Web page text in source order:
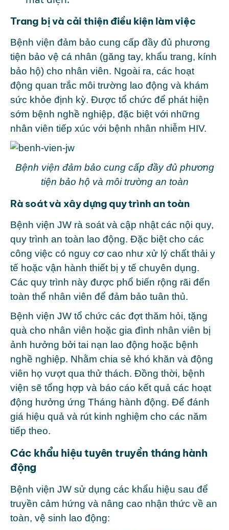
Trang bị và cải thiện điều kiện làm việc
Bệnh viện đảm bảo cung cấp đầy đủ phương
tiện bảo vệ cá nhân (găng tay, khẩu trang, kính
bảo hộ) cho nhân viên. Ngoài ra, các hoạt
động quan trắc môi trường lao động và khám
sức khỏe định kỳ. Được tổ chức để phát hiện
sớm bệnh nghề nghiệp, đặc biệt với những
nhân viên tiếp xúc với bệnh nhân nhiễm HIV.
Bệnh viện đảm bảo cung cấp đầy đủ phương
tiện bảo hộ và môi trường an toàn
Rà soát và xây dựng quy trình an toàn
Bệnh viện JW rà soát và cập nhật các nội quy,
quy trình an toàn lao động. Đặc biệt cho các
công việc có nguy cơ cao như xử lý chất thải y
tế hoặc vận hành thiết bị y tế chuyên dụng.
Các quy trình này được phổ biến rộng rãi đến
toàn thể nhân viên để đảm bảo tuân thủ.
Bệnh viện JW tổ chức các đợt thăm hỏi, tặng
quà cho nhân viên hoặc gia đình nhân viên bị
ảnh hưởng bởi tai nạn lao động hoặc bệnh
nghề nghiệp. Nhằm chia sẻ khó khăn và động
viên họ vượt qua thử thách. Đồng thời, bệnh
viện sẽ tổng hợp và báo cáo kết quả các hoạt
động hưởng ứng Tháng hành động. Để đánh
giá hiệu quả và rút kinh nghiệm cho các năm
tiếp theo.
Các khẩu hiệu tuyên truyền tháng hành
động
Bệnh viện JW sử dụng các khẩu hiệu sau để
truyền cảm hứng và nâng cao nhận thức về an
toàn, vệ sinh lao động: